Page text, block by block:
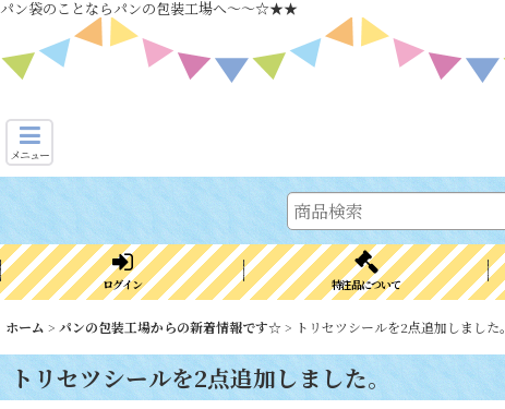
パン袋のことならパンの包装工場へ～～☆★★
メニュー
ログイン 特注品について
ホーム > パンの包装工場からの新着情報です☆ > トリセツシールを2点追加しました。
トリセツシールを2点追加しました。